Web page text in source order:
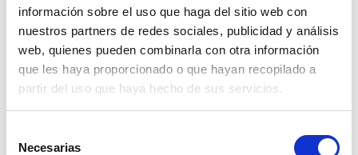
información sobre el uso que haga del sitio web con
nuestros partners de redes sociales, publicidad y análisis
web, quienes pueden combinarla con otra información
que les haya proporcionado o que hayan recopilado a
partir del uso que haya hecho de sus servicios.
Necesarias